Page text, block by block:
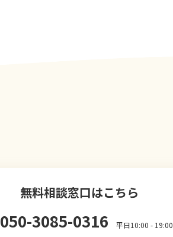
無料相談窓口はこちら
050-3085-0316 平日10:00 - 19:00